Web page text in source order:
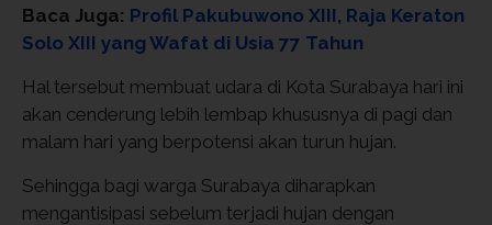
Baca Juga: Profil Pakubuwono XIII, Raja Keraton
Solo XIII yang Wafat di Usia 77 Tahun
Hal tersebut membuat udara di Kota Surabaya hari ini
akan cenderung lebih lembap khususnya di pagi dan
malam hari yang berpotensi akan turun hujan.
Sehingga bagi warga Surabaya diharapkan
mengantisipasi sebelum terjadi hujan dengan